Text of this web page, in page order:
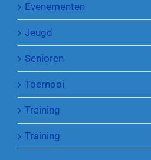
Evenementen
Jeugd
Senioren
Toernooi
Training
Training